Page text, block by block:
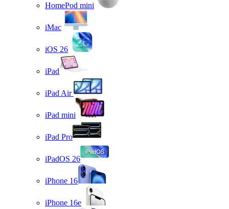
HomePod mini
iMac
iOS 26
iPad
iPad Air
iPad mini
iPad Pro
iPadOS 26
iPhone 16
iPhone 16e